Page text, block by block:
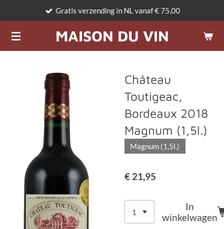
naar
de
MAISON DU VIN
Gratis verzending in NL vanaf € 75,00
Château
Toutigeac,
Bordeaux 2018
Magnum (1,5l.)
Magnum (1,5l.)
€ 21,95
In
winkelwagen